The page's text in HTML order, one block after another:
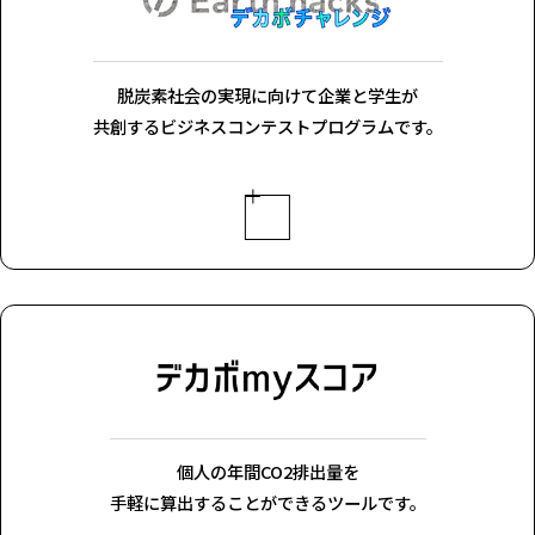
脱炭素社会の実現に向けて企業と学生が
共創するビジネスコンテストプログラムです。
個人の年間CO2排出量を
手軽に算出することができるツールです。